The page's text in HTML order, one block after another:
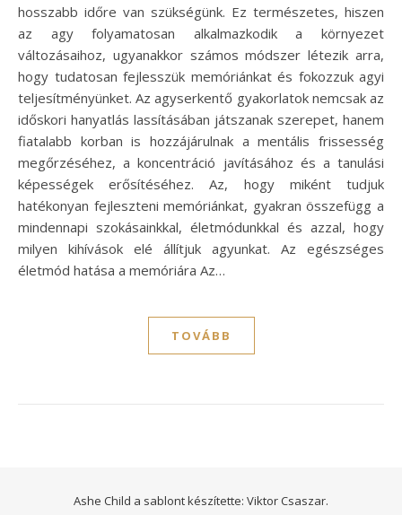
hosszabb időre van szükségünk. Ez természetes, hiszen
az agy folyamatosan alkalmazkodik a környezet
változásaihoz, ugyanakkor számos módszer létezik arra,
hogy tudatosan fejlesszük memóriánkat és fokozzuk agyi
teljesítményünket. Az agyserkentő gyakorlatok nemcsak az
időskori hanyatlás lassításában játszanak szerepet, hanem
fiatalabb korban is hozzájárulnak a mentális frissesség
megőrzéséhez, a koncentráció javításához és a tanulási
képességek erősítéséhez. Az, hogy miként tudjuk
hatékonyan fejleszteni memóriánkat, gyakran összefügg a
mindennapi szokásainkkal, életmódunkkal és azzal, hogy
milyen kihívások elé állítjuk agyunkat. Az egészséges
életmód hatása a memóriára Az…
TOVÁBB
Ashe Child a sablont készítette: Viktor Csaszar.